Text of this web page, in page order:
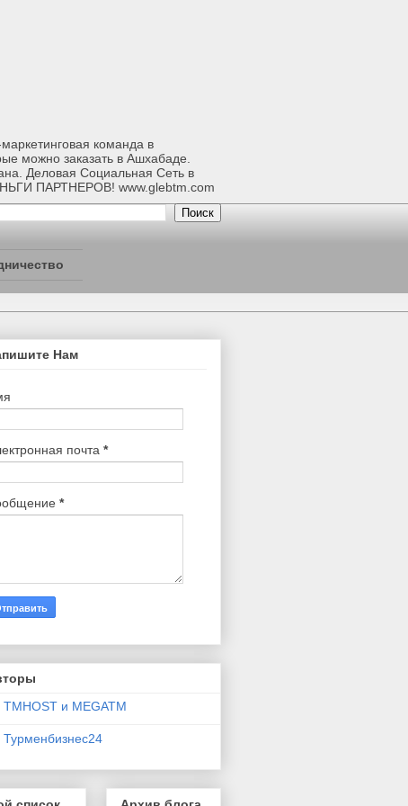
команда в
можно заказать в Ашхабаде.
Деловая Социальная Сеть в
ПАРТНЕРОВ! www.glebtm.com
Нам
почта *
*
TMHOST и MEGATM
Турменбизнес24